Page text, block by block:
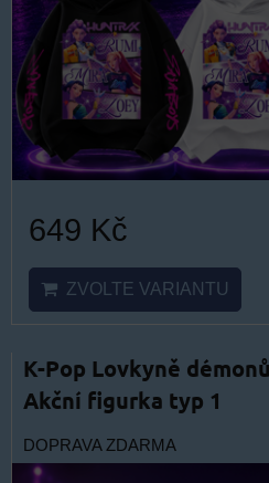
649 Kč
ZVOLTE VARIANTU
K-Pop Lovkyně
Akční figurka typ 1
DOPRAVA ZDARMA